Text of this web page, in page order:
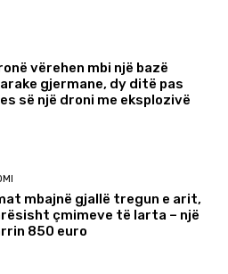
vërehen mbi një bazë
gjermane, dy ditë pas
së një droni me eksplozivë
mbajnë gjallë tregun e arit,
çmimeve të larta – një
850 euro